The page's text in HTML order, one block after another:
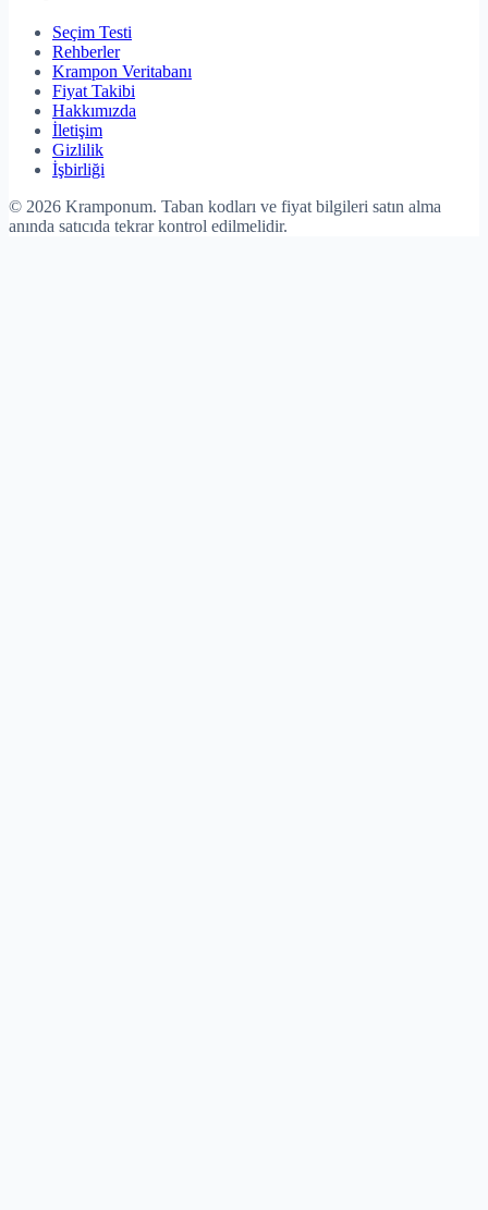
Seçim Testi
Rehberler
Krampon Veritabanı
Fiyat Takibi
Hakkımızda
İletişim
Gizlilik
İşbirliği
© 2026 Kramponum. Taban kodları ve fiyat bilgileri satın alma
anında satıcıda tekrar kontrol edilmelidir.